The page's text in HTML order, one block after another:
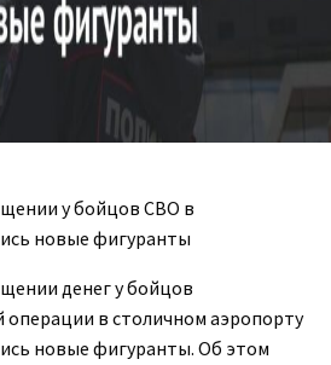
у бойцов СВО в
новые фигуранты
денег у бойцов
в столичном аэропорту
новые фигуранты. Об этом